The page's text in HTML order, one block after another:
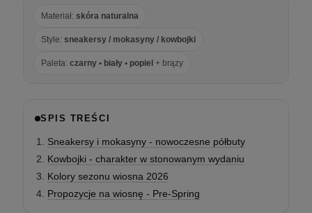
Materiał: skóra naturalna
Style: sneakersy / mokasyny / kowbojki
Paleta: czarny • biały • popiel + brązy
SPIS TREŚCI
Sneakersy i mokasyny - nowoczesne półbuty
Kowbojki - charakter w stonowanym wydaniu
Kolory sezonu wiosna 2026
Propozycje na wiosnę - Pre-Spring